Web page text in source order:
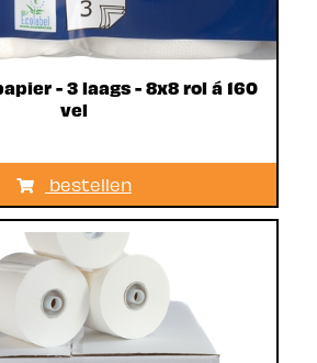
- 3 laags - 8x8 rol á 160
vel
bestellen